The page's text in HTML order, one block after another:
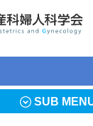
SUB